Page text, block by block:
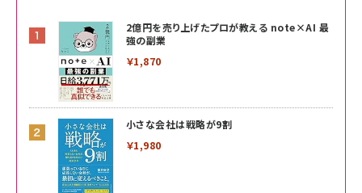
2億円を売り上げたプロが教える note×AI 最
強の副業
￥1,870
小さな会社は戦略が9割
￥1,980